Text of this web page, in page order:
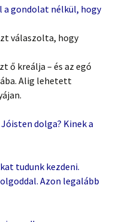
a gondolat nélkül, hogy
válaszolta, hogy
ő kreálja – és az egó
Alig lehetett
dolga? Kinek a
tudunk kezdeni.
Azon legalább